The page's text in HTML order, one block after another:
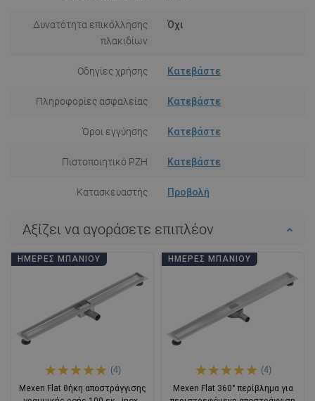
Δυνατότητα επικόλλησης
πλακιδίων
Όχι
Οδηγίες χρήσης Κατεβάστε
Πληροφορίες ασφαλείας Κατεβάστε
Όροι εγγύησης Κατεβάστε
Πιστοποιητικό PZH Κατεβάστε
Κατασκευαστής Προβολή
Αξίζει να αγοράσετε επιπλέον
ΗΜΈΡΕΣ ΜΠΆΝΙΟΥ
(4)
Mexen Flat θήκη αποστράγγισης
ΗΜΈΡΕΣ ΜΠΆΝΙΟΥ
(4)
Mexen Flat 360° περίβλημα για